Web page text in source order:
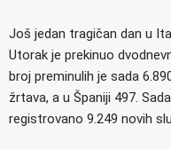
Još jedan tragičan dan u
Utorak je prekinuo
broj preminulih je sada
žrtava, a u Španiji 497.
registrovano 9.249 novih